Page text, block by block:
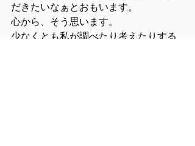
だきたいなぁとおもいます。
心から、そう思います。
少なくとも私が調べたり考えたりする